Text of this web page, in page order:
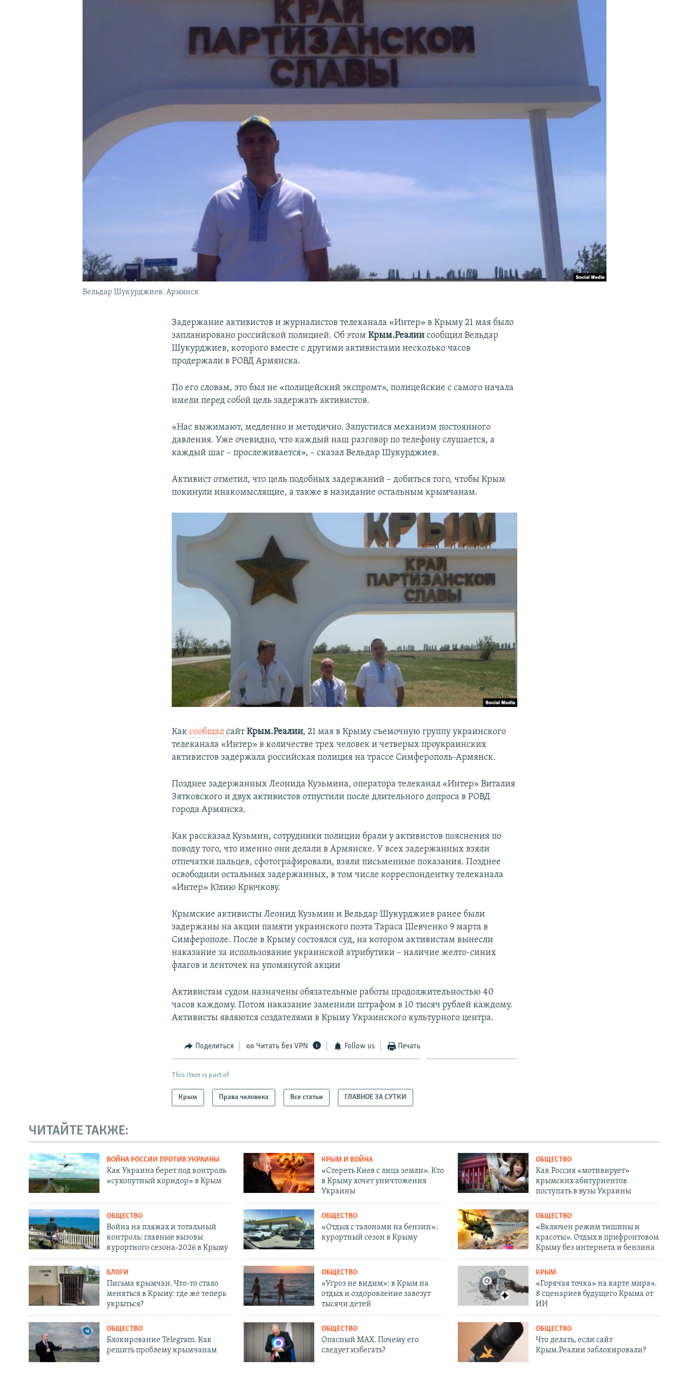
Вельдар Шукурджиев. Армянск
Задержание активистов и журналистов телеканала «Интер» в Крыму 21 мая было
запланировано российской полицией. Об этомКрым.Реалии сообщил Вельдар
Шукурджиев, которого вместе с другими активистами несколько часов
продержали в РОВД Армянска.
По его словам, это был не «полицейский экспромт», полицейские с самого начала
имели перед собой цель задержать активистов.
«Нас выжимают, медленно и методично. Запустился механизм постоянного
давления. Уже очевидно, что каждый наш разговор по телефону слушается, а
каждый шаг – прослеживается», – сказал Вельдар Шукурджиев.
Активист отметил, что цель подобных задержаний – добиться того, чтобы Крым
покинули инакомыслящие, а также в назидание остальным крымчанам.
КаксообщалсайтКрым.Реалии, 21 мая в Крыму съемочную группу украинского
телеканала «Интер» в количестве трех человек и четверых проукраинских
активистов задержала российская полиция на трассе Симферополь-Армянск.
Позднее задержанных Леонида Кузьмина, оператора телеканал «Интер» Виталия
Зятковского и двух активистов отпустили после длительного допроса в РОВД
города Армянска.
Как рассказал Кузьмин, сотрудники полиции брали у активистов пояснения по
поводу того, что именно они делали в Армянске. У всех задержанных взяли
отпечатки пальцев, сфотографировали, взяли письменные показания. Позднее
освободили остальных задержанных, в том числе корреспондентку телеканала
«Интер» Юлию Крючкову.
Крымские активисты Леонид Кузьмин и Вельдар Шукурджиев ранее были
задержаны на акции памяти украинского поэта Тараса Шевченко 9 марта в
Симферополе. После в Крыму состоялся суд, на котором активистам вынесли
наказание за использование украинской атрибутики – наличие желто-синих
флагов и ленточек на упомянутой акции
Активистам судом назначены обязательные работы продолжительностью 40
часов каждому. Потом наказание заменили штрафом в 10 тысяч рублей каждому.
Активисты являются создателями в Крыму Украинского культурного центра.
Поделиться Читать без VPN Follow us Печать
This item is part of
Крым Права человека Все статьи ГЛАВНОЕ ЗА СУТКИ
ЧИТАЙТЕ ТАКЖЕ:
ВОЙНА РОССИИ ПРОТИВ УКРАИНЫ
Как Украина берет под контроль
«сухопутный коридор» в Крым
КРЫМ И ВОЙНА
«Стереть Киев с лица земли». Кто
в Крыму хочет уничтожения
Украины
ОБЩЕСТВО
Как Россия «мотивирует»
крымских абитуриентов
поступать в вузы Украины
ОБЩЕСТВО
Война на пляжах и тотальный
контроль: главные вызовы
курортного сезона-2026 в Крыму
ОБЩЕСТВО
«Отдых с талонами на бензин»:
курортный сезон в Крыму
ОБЩЕСТВО
«Включен режим тишины и
красоты». Отдых в прифронтовом
Крыму без интернета и бензина
БЛОГИ
Письма крымчан. Что-то стало
меняться в Крыму: где же теперь
укрыться?
ОБЩЕСТВО
«Угроз не видим»: в Крым на
отдых и оздоровление завезут
тысячи детей
КРЫМ
«Горячая точка» на карте мира».
8 сценариев будущего Крыма от
ИИ
ОБЩЕСТВО
Блокирование Telegram. Как
решить проблему крымчанам
ОБЩЕСТВО
Опасный MAX. Почему его
следует избегать?
ОБЩЕСТВО
Что делать, если сайт
Крым.Реалии заблокировали?